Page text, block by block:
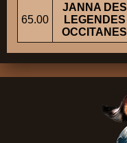
65.00
JANNA DES
LEGENDES
OCCITANES